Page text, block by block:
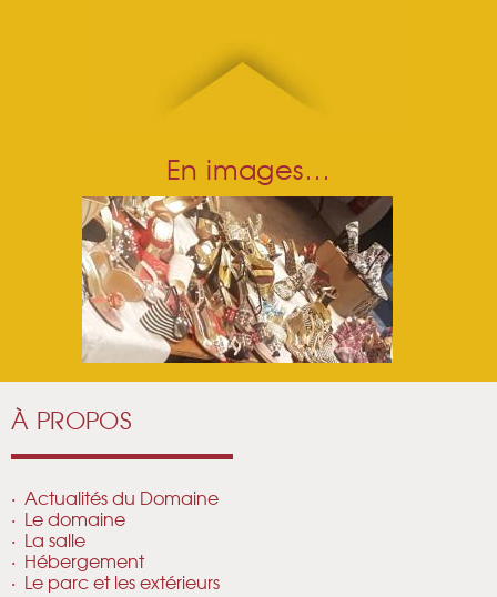
En images…
À PROPOS
Actualités du Domaine
Le domaine
La salle
Hébergement
Le parc et les extérieurs